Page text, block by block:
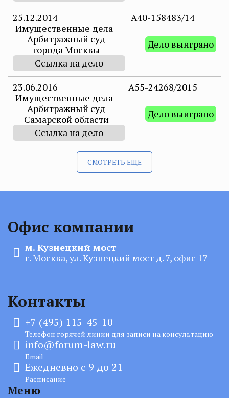
25.12.2014
А40-158483/14
Имущественные дела
Арбитражный суд
города Москвы
Дело выиграно
Ссылка на дело
23.06.2016
А55-24268/2015
Имущественные дела
Арбитражный суд
Самарской области
Дело выиграно
Ссылка на дело
СМОТРЕТЬ ЕЩЕ
Офис компании
м. Кузнецкий мост
г. Москва, ул. Кузнецкий мост д. 7, офис 17
Контакты
+7 (495) 115-45-10
Телефон горячей линии для записи на консультацию
info@forum-law.ru
Email
Ежедневно с 9 до 21
Расписание
Меню